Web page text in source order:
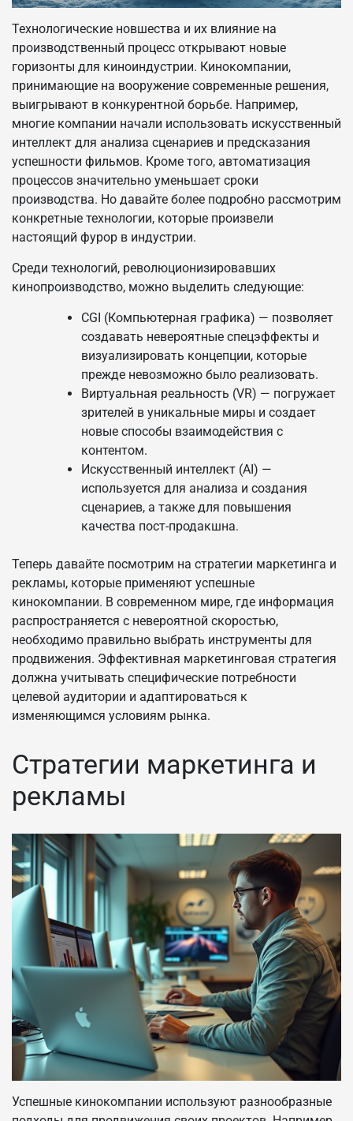
Технологические новшества и их влияние на
производственный процесс открывают новые
горизонты для киноиндустрии. Кинокомпании,
принимающие на вооружение современные решения,
выигрывают в конкурентной борьбе. Например,
многие компании начали использовать искусственный
интеллект для анализа сценариев и предсказания
успешности фильмов. Кроме того, автоматизация
процессов значительно уменьшает сроки
производства. Но давайте более подробно рассмотрим
конкретные технологии, которые произвели
настоящий фурор в индустрии.
Среди технологий, революционизировавших
кинопроизводство, можно выделить следующие:
CGI (Компьютерная графика) — позволяет
создавать невероятные спецэффекты и
визуализировать концепции, которые
прежде невозможно было реализовать.
Виртуальная реальность (VR) — погружает
зрителей в уникальные миры и создает
новые способы взаимодействия с
контентом.
Искусственный интеллект (AI) —
используется для анализа и создания
сценариев, а также для повышения
качества пост-продакшна.
Теперь давайте посмотрим на стратегии маркетинга и
рекламы, которые применяют успешные
кинокомпании. В современном мире, где информация
распространяется с невероятной скоростью,
необходимо правильно выбрать инструменты для
продвижения. Эффективная маркетинговая стратегия
должна учитывать специфические потребности
целевой аудитории и адаптироваться к
изменяющимся условиям рынка.
Стратегии маркетинга и
рекламы
Успешные кинокомпании используют разнообразные